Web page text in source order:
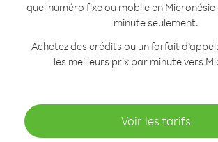
quel numéro fixe ou mobile en Micronésie
minute seulement.
Achetez des crédits ou un forfait
les meilleurs prix par minute vers
Voir les tarifs